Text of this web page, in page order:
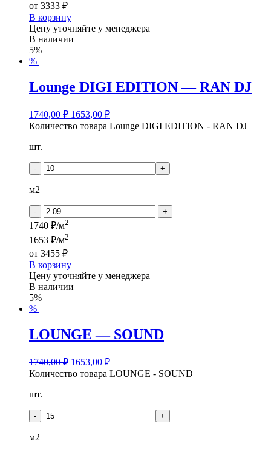
от 3333 ₽
В корзину
Цену уточняйте у менеджера
В наличии
5%
%
Lounge DIGI EDITION — RAN DJ
1740,00₽ 1653,00 ₽
Количество товара Lounge DIGI EDITION - RAN DJ
шт.
- +
м2
- +
1740 ₽/м2
1653 ₽/м2
от 3455 ₽
В корзину
Цену уточняйте у менеджера
В наличии
5%
%
LOUNGE — SOUND
1740,00₽ 1653,00 ₽
Количество товара LOUNGE - SOUND
шт.
- +
м2